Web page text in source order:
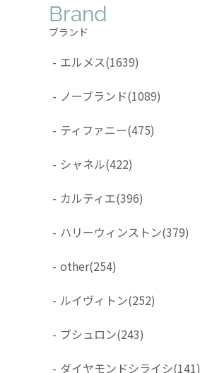
Brand
ブランド
- エルメス(1639)
- ノーブランド(1089)
- ティファニー(475)
- シャネル(422)
- カルティエ(396)
- ハリーウィンストン(379)
- other(254)
- ルイヴィトン(252)
- ブシュロン(243)
- ダイヤモンドシライシ(141)